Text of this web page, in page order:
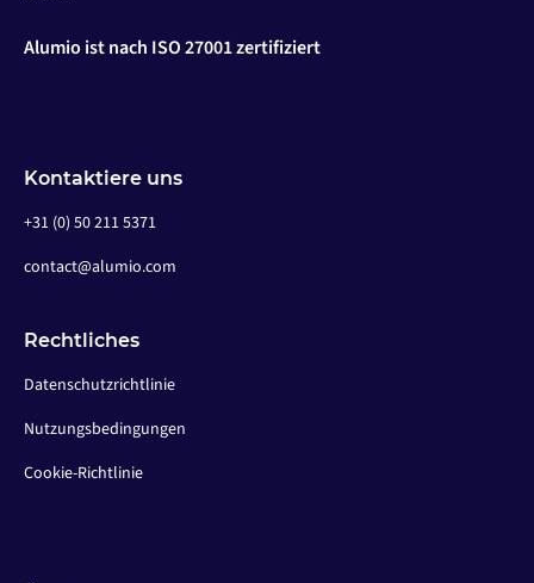
Alumio ist nach ISO 27001 zertifiziert
Kontaktiere uns
+31 (0) 50 211 5371
contact@alumio.com
Rechtliches
Datenschutzrichtlinie
Nutzungsbedingungen
Cookie-Richtlinie